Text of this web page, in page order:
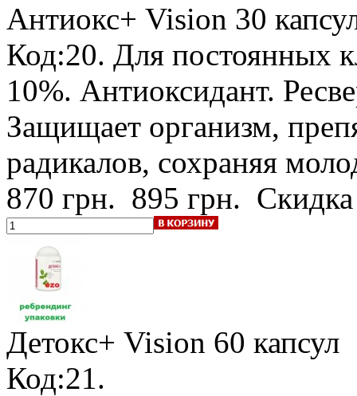
Антиокс+ Vision 30
Код:20. Для постоянных
10%. Антиоксидант.
Защищает организм,
радикалов, сохраняя
870 грн. 895 грн.
Детокс+ Vision 60 капсул
Код:21.